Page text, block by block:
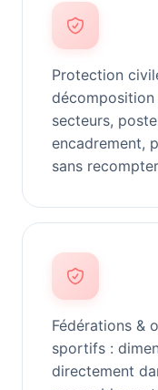
Protection
secteurs,
encadrement,
sans
Fédérations &
sportifs :
directement